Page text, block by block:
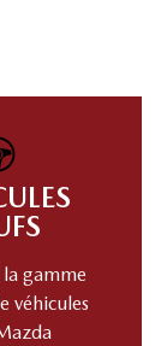
gamme
véhicules